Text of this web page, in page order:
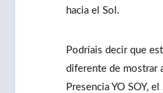
hacia el Sol.
Podríais decir que
diferente de mostrar
Presencia YO SOY,